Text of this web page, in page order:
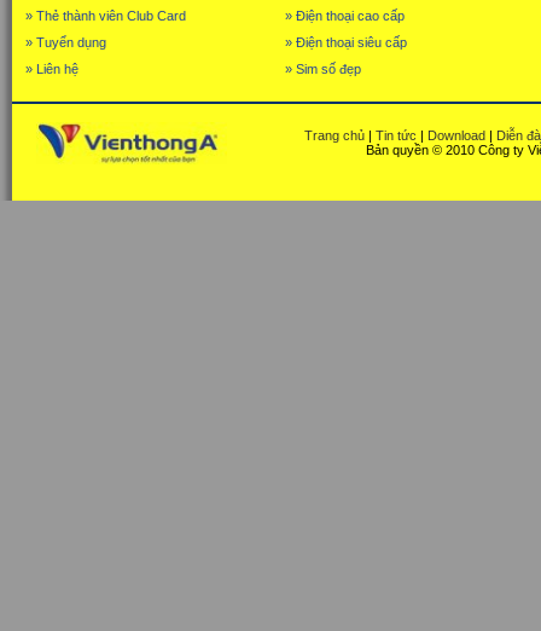
» Thẻ thành viên Club Card
» Tuyển dụng
» Liên hệ
» Điện thoại cao cấp
» Điện thoại siêu cấp
» Sim số đẹp
Trang chủ | Tin tức | Download | Diễn
Bản quyền © 2010 Công ty